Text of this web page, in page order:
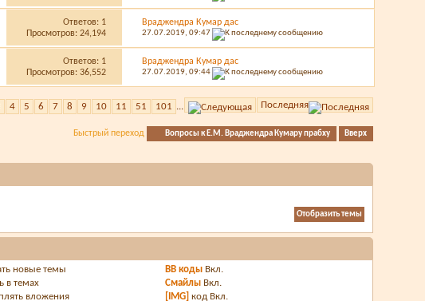
Ответов: 1
Просмотров: 24,194
Враджендра Кумар дас
27.07.2019, 09:47
Ответов: 1
Просмотров: 36,552
Враджендра Кумар дас
27.07.2019, 09:44
4 5 6 7 8 9 10 11 51 101 ... Последняя
Быстрый переход Вопросы к Е.М. Враджендра Кумару прабху Вверх
новые темы
в темах
вложения
BB коды Вкл.
Смайлы Вкл.
[IMG] код Вкл.